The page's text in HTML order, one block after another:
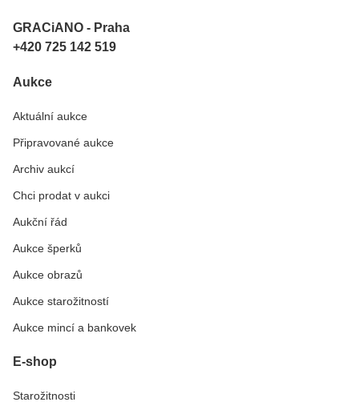
GRACiANO - Praha
+420 725 142 519
Aukce
Aktuální aukce
Připravované aukce
Archiv aukcí
Chci prodat v aukci
Aukční řád
Aukce šperků
Aukce obrazů
Aukce starožitností
Aukce mincí a bankovek
E-shop
Starožitnosti